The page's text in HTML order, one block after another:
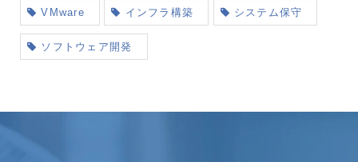
VMware インフラ構築 システム保守
ソフトウェア開発